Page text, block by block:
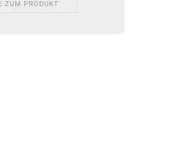
ZUM PRODUKT